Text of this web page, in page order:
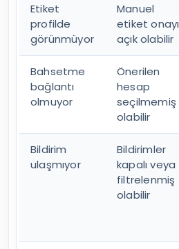
Etiket
profilde
görünmüyor
Manuel
etiket onayı
açık olabilir
Bahsetme
bağlantı
olmuyor
Önerilen
hesap
seçilmemiş
olabilir
Bildirim
ulaşmıyor
Bildirimler
kapalı veya
filtrelenmiş
olabilir